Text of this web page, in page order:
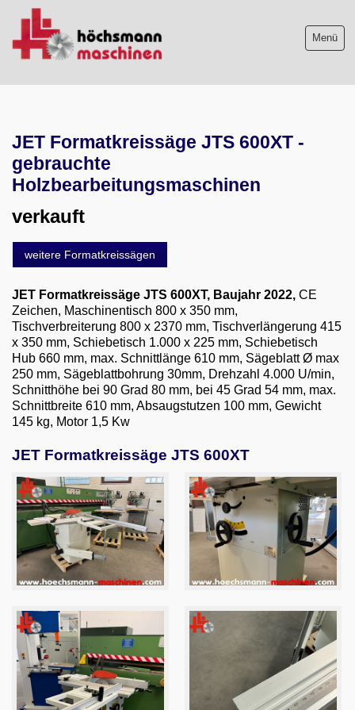
Menü
Maschinenankauf
Shop
Videos
Service
Wir über uns
06103-9744-0
Email
English
JET Formatkreissäge JTS 600XT -
gebrauchte
Holzbearbeitungsmaschinen
verkauft
weitere Formatkreissägen
JET Formatkreissäge JTS 600XT, Baujahr 2022, CE
Zeichen, Maschinentisch 800 x 350 mm,
Tischverbreiterung 800 x 2370 mm, Tischverlängerung 415
x 350 mm, Schiebetisch 1.000 x 225 mm, Schiebetisch
Hub 660 mm, max. Schnittlänge 610 mm, Sägeblatt Ø max
250 mm, Sägeblattbohrung 30mm, Drehzahl 4.000 U/min,
Schnitthöhe bei 90 Grad 80 mm, bei 45 Grad 54 mm, max.
Schnittbreite 610 mm, Absaugstutzen 100 mm, Gewicht
145 kg, Motor 1,5 Kw
JET Formatkreissäge JTS 600XT